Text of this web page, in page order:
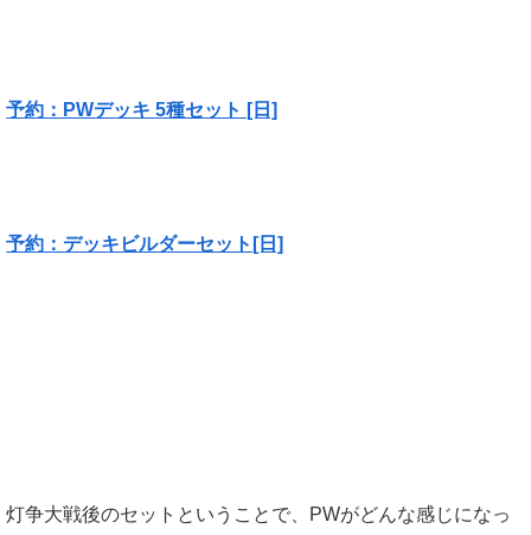
予約：PWデッキ 5種セット [日]
予約：デッキビルダーセット[日]
灯争大戦後のセットということで、PWがどんな感じになっ